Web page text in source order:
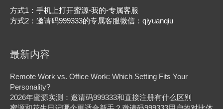
方式1：手机上打开蜜源-我的-专属客服
方式2：邀请码999333的专属客服微信：qiyuanqiu
最新内容
Remote Work vs. Office Work: Which Setting Fits Your
Personality?
2026年蜜源实测：邀请码999333和直接注册有什么区别